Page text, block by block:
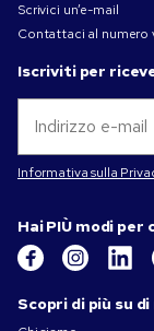
Scrivici un’e-mail
Contattaci al numero
Iscriviti per
Informativa sulla
Hai PIÙ modi
Scopri di più su di